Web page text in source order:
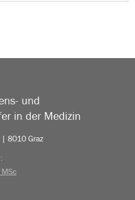
und
in der Medizin
8010 Graz